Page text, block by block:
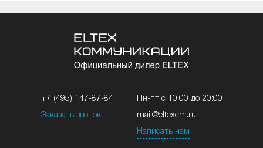
+7 (495) 147-87-84
Заказать звонок
Пн-пт с 10:00 до 20:00
mail@eltexcm.ru
Написать нам